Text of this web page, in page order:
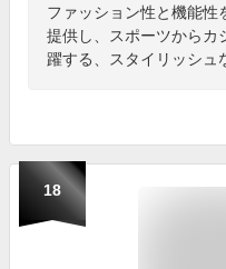
ファッション性と機能性
提供し、スポーツからカ
躍する、スタイリッシュ
18